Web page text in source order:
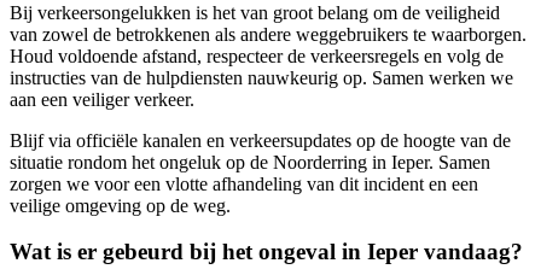
Bij verkeersongelukken is het van groot belang om de veiligheid
van zowel de betrokkenen als andere weggebruikers te waarborgen.
Houd voldoende afstand, respecteer de verkeersregels en volg de
instructies van de hulpdiensten nauwkeurig op. Samen werken we
aan een veiliger verkeer.
Blijf via officiële kanalen en verkeersupdates op de hoogte van de
situatie rondom het ongeluk op de Noorderring in Ieper. Samen
zorgen we voor een vlotte afhandeling van dit incident en een
veilige omgeving op de weg.
Wat is er gebeurd bij het ongeval in Ieper vandaag?